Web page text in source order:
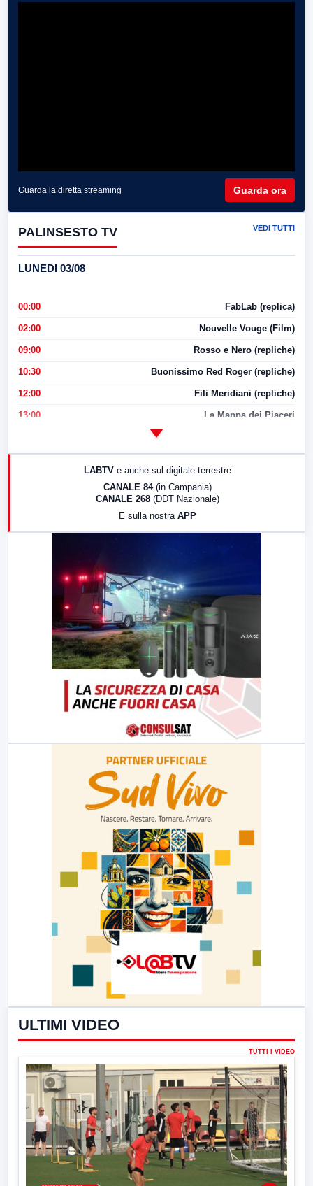
Guarda la diretta streaming Guarda ora
PALINSESTO TV VEDI TUTTI
LUNEDI 03/08
00:00 FabLab (replica)
02:00 Nouvelle Vouge (Film)
09:00 Rosso e Nero (repliche)
10:30 Buonissimo Red Roger (repliche)
12:00 Fili Meridiani (repliche)
13:00 La Mappa dei Piaceri
LABTV e anche sul digitale terrestre
CANALE 84 (in Campania)
CANALE 268 (DDT Nazionale)
E sulla nostra APP
ULTIMI VIDEO
TUTTI I VIDEO